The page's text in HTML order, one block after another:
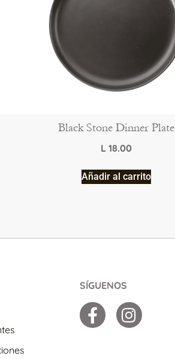
Black Stone Dinner Plate
L 18.00
Añadir al carrito
SÍGUENOS